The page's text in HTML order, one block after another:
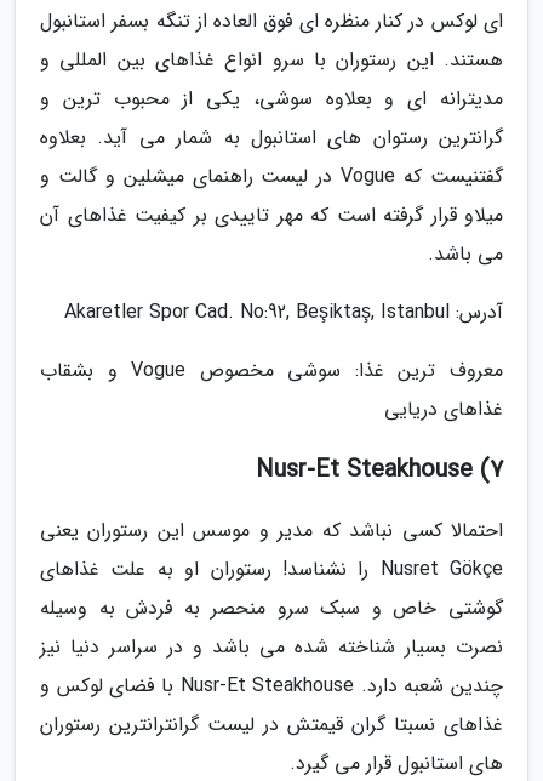
ای لوکس در کنار منظره ای فوق العاده از تنگه بسفر استانبول
هستند. این رستوران با سرو انواع غذاهای بین المللی و
مدیترانه ای و بعلاوه سوشی، یکی از محبوب ترین و
گرانترین رستوان های استانبول به شمار می آید. بعلاوه
گفتنیست که Vogue در لیست راهنمای میشلین و گالت و
میلاو قرار گرفته است که مهر تاییدی بر کیفیت غذاهای آن
می باشد.
آدرس: Akaretler Spor Cad. No:92, Beşiktaş, Istanbul
معروف ترین غذا: سوشی مخصوص Vogue و بشقاب
غذاهای دریایی
7) Nusr-Et Steakhouse
احتمالا کسی نباشد که مدیر و موسس این رستوران یعنی
Nusret Gökçe را نشناسد! رستوران او به علت غذاهای
گوشتی خاص و سبک سرو منحصر به فردش به وسیله
نصرت بسیار شناخته شده می باشد و در سراسر دنیا نیز
چندین شعبه دارد. Nusr-Et Steakhouse با فضای لوکس و
غذاهای نسبتا گران قیمتش در لیست گرانترانترین رستوران
های استانبول قرار می گیرد.